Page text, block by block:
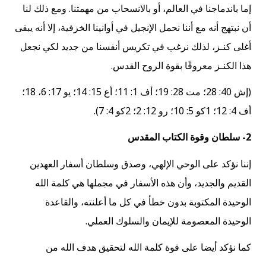
إما باندماجنا في العالم، أو بالانسحاب من مهمتنا. ومع ذلك لنا
أن نبتهج أنه مع أننا نحمل الإنجيل في أوانينا الخزفية، إلا أنه يبقى
أغلى كنـز، لذلك نرغب في تكريس أنفسنا من جديد لكي نجعل
هذا الكنـز معروفًا بقوة الروح القدس.
(إش 40: 28؛ مت 28: 19؛ أف 1: 11؛ أع 15: 14؛ يو 17: 6، 18؛
أف 4: 12؛ 1كو 5: 10؛ رو 12: 2؛ 2كو 4: 7).
2- سلطان وقوة الكتاب المقدس
إننا نؤكد على الوحي الإلهي، وصدق وسلطان أسفار العهدين
القديم والجديد، وأن هذه الأسفار في مجملها هي كلمة الله
الوحيدة المكتوبة بدون خطأ في كل ما أعلنته، والقاعدة
الوحيدة المعصومة للإيمان والسلوك العملي.
كما نؤكد أيضا على قوة كلمة الله لتحقيق هدف الله من